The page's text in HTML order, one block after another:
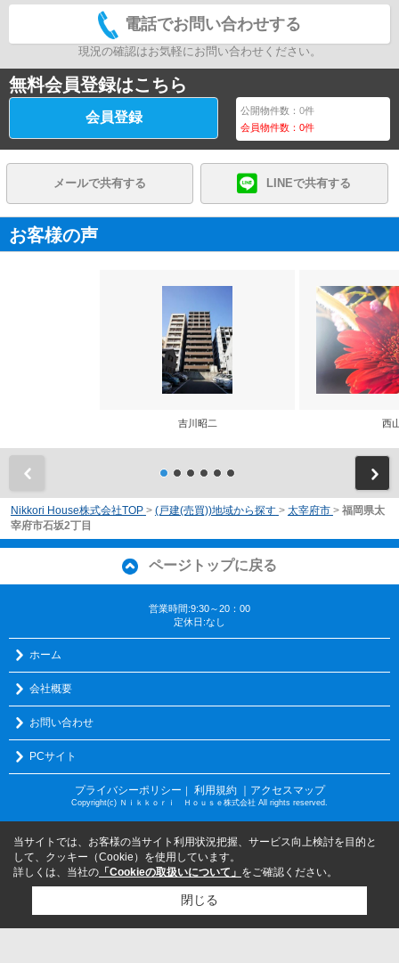
電話でお問い合わせする
現況の確認はお気軽にお問い合わせください。
無料会員登録はこちら
会員登録 公開物件数：0件
会員物件数：0件
メールで共有する LINEで共有する
お客様の声
吉川昭二 西
Nikkori House株式会社TOP > (戸建(売買))地域から探す > 太宰府市 > 福岡県太
宰府市石坂2丁目
ページトップに戻る
営業時間:9:30～20：00
定休日:なし
ホーム
会社概要
お問い合わせ
PCサイト
プライバシーポリシー 利用規約 ｜アクセスマップ
Copyright(c) Ｎｉｋｋｏｒｉ Ｈｏｕｓｅ株式会社 All rights reserved.
当サイトでは、お客様の当サイト利用状況把握、サービス向上検討を目的と
して、クッキー（Cookie）を使用しています。
詳しくは、当社の 「Cookieの取扱いについて」 をご確認ください。
閉じる